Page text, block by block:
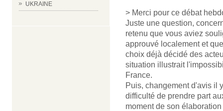
UKRAINE
> Merci pour ce débat
Juste une question,
retenu que vous aviez
approuvé localement et
choix déjà décidé des
situation illustrait
France.
Puis, changement d'avis il
difficulté de prendre part
moment de son